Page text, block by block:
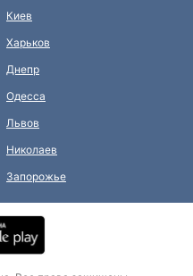
Киев
Харьков
Днепр
Одесса
Львов
Николаев
Запорожье